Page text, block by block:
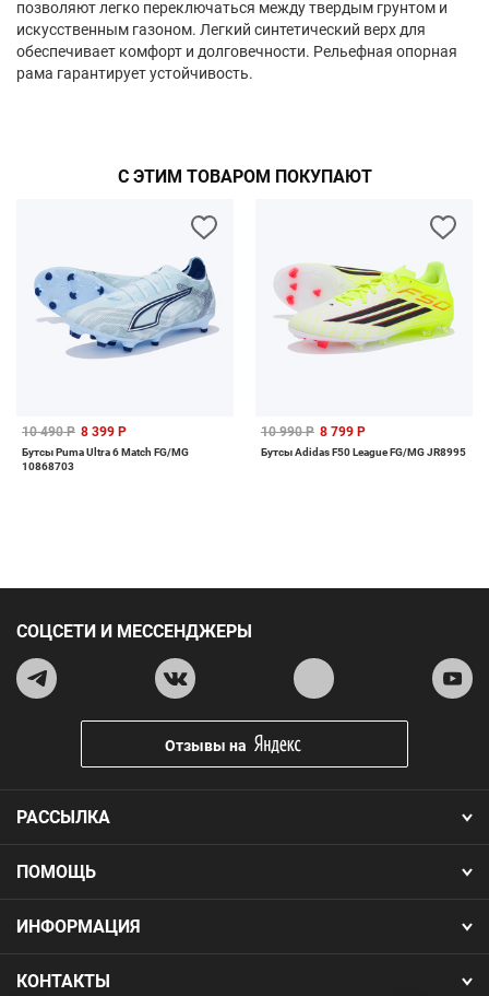
позволяют легко переключаться между твердым грунтом и
искусственным газоном. Легкий синтетический верх для
обеспечивает комфорт и долговечности. Рельефная опорная
рама гарантирует устойчивость.
С ЭТИМ ТОВАРОМ ПОКУПАЮТ
10 490 Р 8 399 Р
Бутсы Puma Ultra 6 Match FG/MG
10868703
10 990 Р 8 799 Р
Бутсы Adidas F50 League FG/MG JR8995
ПОМОЩЬ
ИНФОРМАЦИЯ
КОНТАКТЫ
РАССЫЛКА
СОЦСЕТИ И МЕССЕНДЖЕРЫ
Отзывы на